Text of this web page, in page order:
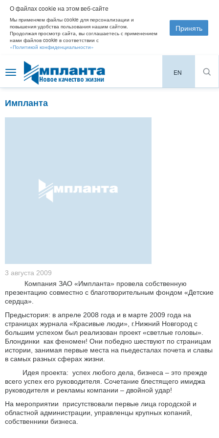
О файлах cookie на этом веб-сайте
Мы применяем файлы cookie для персонализации и
повышения удобства пользования нашим сайтом.
Продолжая просмотр сайта, вы соглашаетесь с применением
нами файлов cookie в соответствии с
«Политикой конфиденциальности»
Принять
Toggle
navigation
EN
Импланта
3 августа 2009
Компания ЗАО «Импланта» провела собственную
презентацию совместно с благотворительным фондом «Детские
сердца».
Предыстория: в апреле 2008 года и в марте 2009 года на
страницах журнала «Красивые люди», г.Нижний Новгород с
большим успехом был реализован проект «светлые головы».
Блондинки как феномен! Они победно шествуют по страницам
истории, занимая первые места на пьедесталах почета и славы
в самых разных сферах жизни.
Идея проекта: успех любого дела, бизнеса – это прежде
всего успех его руководителя. Сочетание блестящего имиджа
руководителя и рекламы компании – двойной удар!
На мероприятии присутствовали первые лица городской и
областной администрации, управленцы крупных копаний,
собственники бизнеса.